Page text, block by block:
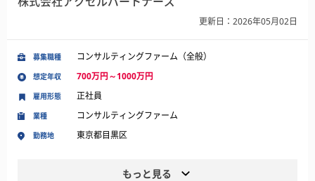
更新日：2026年05月02日
募集職種 コンサルティングファーム（全般）
想定年収 700万円～1000万円
業種 コンサルティングファーム
勤務地 東京都目黒区
雇用形態 正社員
もっと見る